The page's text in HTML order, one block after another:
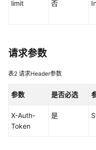
用
佳
践
开
发
limit 否
请求参数
表2 请求Header参数
参数 是否必选
X-Auth-
Token
是